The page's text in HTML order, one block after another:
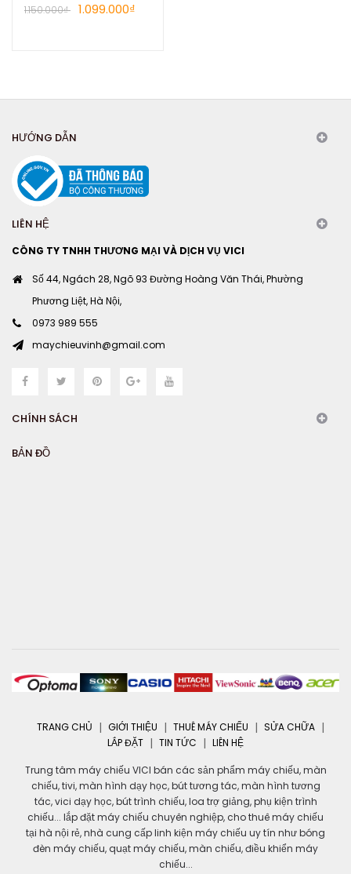
1.150.000₫ 1.099.000₫
HƯỚNG DẪN
LIÊN HỆ
CÔNG TY TNHH THƯƠNG MẠI VÀ DỊCH VỤ VICI
Số 44, Ngách 28, Ngõ 93 Đường Hoàng Văn Thái, Phường
Phương Liệt, Hà Nội,
0973 989 555
maychieuvinh@gmail.com
CHÍNH SÁCH
BẢN ĐỒ
TRANG CHỦ GIỚI THIỆU THUÊ MÁY CHIẾU
SỬA CHỮA
LẮP ĐẶT
TIN TỨC LIÊN HỆ
Trung tâm máy chiếu VICI bán các sản phẩm máy chiếu, màn
chiếu, tivi, màn hình dạy học, bút tương tác, màn hình tương
tác, vici dạy học, bút trình chiếu, loa trợ giảng, phụ kiện trình
chiếu... lắp đặt máy chiếu chuyên nghiệp, cho thuê máy chiếu
tại hà nội rẻ, nhà cung cấp linh kiện máy chiếu uy tín như bóng
đèn máy chiếu, quạt máy chiếu, màn chiếu, điều khiển máy
chiếu...